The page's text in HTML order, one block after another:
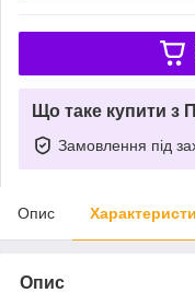
Що таке купити з
Замовлення під
Опис
Опис